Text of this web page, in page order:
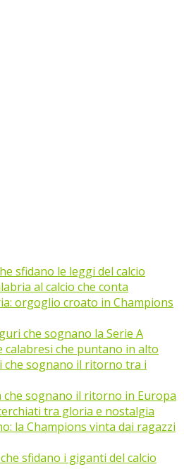
sfidano le leggi del calcio
al calcio che conta
orgoglio croato in Champions
che sognano la Serie A
calabresi che puntano in alto
che sognano il ritorno tra i
che sognano il ritorno in Europa
tra gloria e nostalgia
la Champions vinta dai ragazzi
sfidano i giganti del calcio